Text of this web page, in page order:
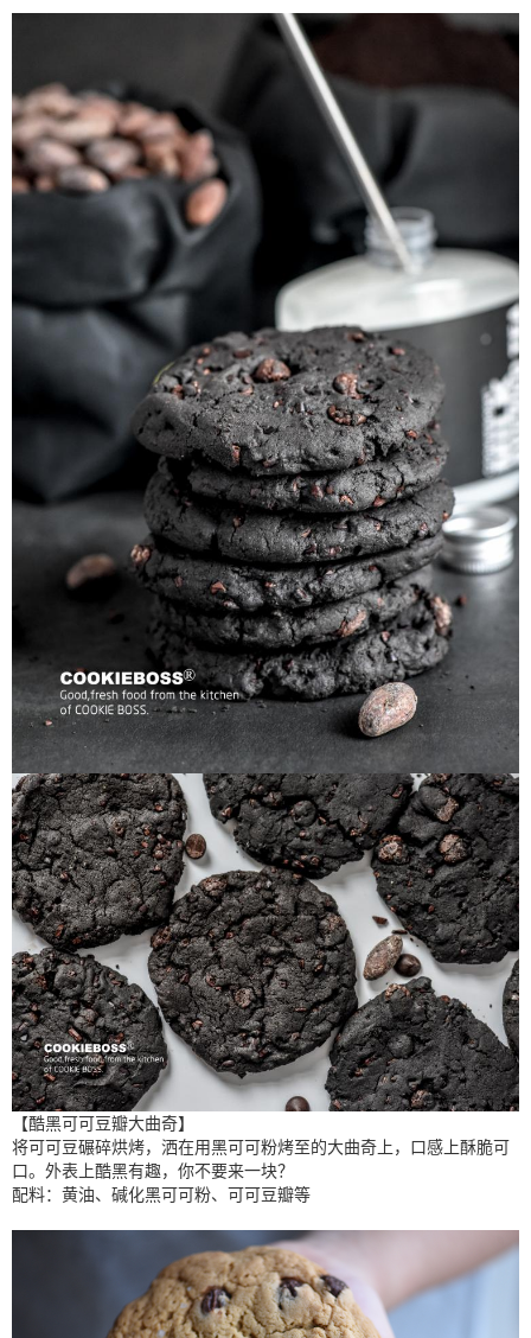
【酷黑可可豆瓣大曲奇】
将可可豆碾碎烘烤，洒在用黑可可粉烤至的大曲奇上，口感上酥脆可
口。外表上酷黑有趣，你不要来一块？
配料：黄油、碱化黑可可粉、可可豆瓣等